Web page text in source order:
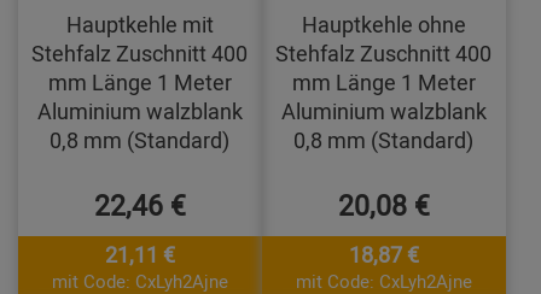
Hauptkehle mit
Stehfalz Zuschnitt 400
mm Länge 1 Meter
Aluminium walzblank
0,8 mm (Standard)
22,46 €
21,11 €
mit Code: CxLyh2Ajne
Hauptkehle ohne
Stehfalz Zuschnitt 400
mm Länge 1 Meter
Aluminium walzblank
0,8 mm (Standard)
20,08 €
18,87 €
mit Code: CxLyh2Ajne